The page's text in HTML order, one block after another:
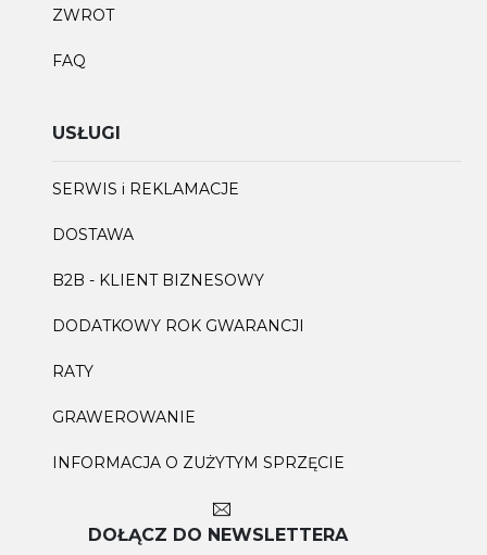
ZWROT
FAQ
USŁUGI
SERWIS i REKLAMACJE
DOSTAWA
B2B - KLIENT BIZNESOWY
DODATKOWY ROK GWARANCJI
RATY
GRAWEROWANIE
INFORMACJA O ZUŻYTYM SPRZĘCIE
DOŁĄCZ DO NEWSLETTERA